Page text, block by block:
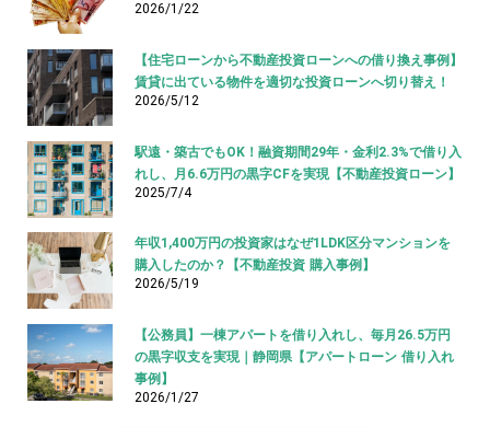
2026/1/22
【住宅ローンから不動産投資ローンへの借り換え事例】
賃貸に出ている物件を適切な投資ローンへ切り替え！
2026/5/12
駅遠・築古でもOK！融資期間29年・金利2.3%で借り入
れし、月6.6万円の黒字CFを実現【不動産投資ローン】
2025/7/4
年収1,400万円の投資家はなぜ1LDK区分マンションを
購入したのか？【不動産投資 購入事例】
2026/5/19
【公務員】一棟アパートを借り入れし、毎月26.5万円
の黒字収支を実現｜静岡県【アパートローン 借り入れ
事例】
2026/1/27